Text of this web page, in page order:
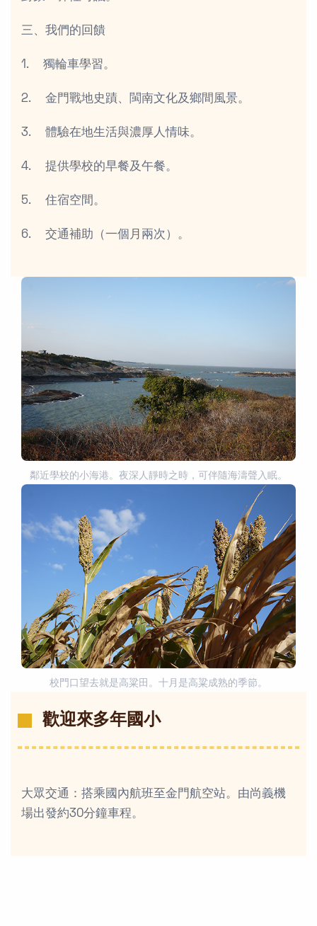
三、我們的回饋
1. 獨輪車學習。
2. 金門戰地史蹟、閩南文化及鄉間風景。
3. 體驗在地生活與濃厚人情味。
4. 提供學校的早餐及午餐。
5. 住宿空間。
6. 交通補助（一個月兩次）。
鄰近學校的小海港。夜深人靜時之時，可伴隨海濤聲入眠。
校門口望去就是高粱田。十月是高粱成熟的季節。
歡迎來多年國小
大眾交通：搭乘國內航班至金門航空站。由尚義機
場出發約30分鐘車程。